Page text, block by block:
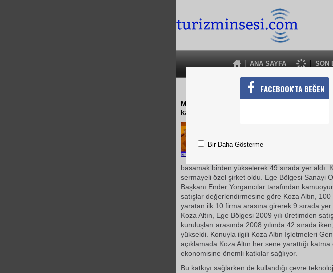
ANA SAYFA SON
KOZA ALTIN
Madenlerinden elde ettiği cevheri, üretim
katkılar sağlayan Koza Altın ekonomik
basamak birden yükselerek 49.sırada yer
sermayeli özel şirket oldu. Ege Bölgesi Sanayi
Başkanı Ender Yorgancılar tarafından
satışlar değerlendirmesine göre Koza Altın,
yaratan ilk 10 firma arasına girerek 9.sırada yer
Koza Altın, Ege Bölgesi 2009 yılı üretimden
kuruluşları arasında 2008 yılında 42.sırada
yükseldi. Konuyla ilgili Koza Altın İşletmeleri
açıklamada Koza Altın her sene yarattığı
ekonomisine önemli katkılar sağlıyor.
Bu katkıyı sağlarken de kullandığı çevre
FACEBOOK'TA BEĞEN
Bir Daha Gösterme